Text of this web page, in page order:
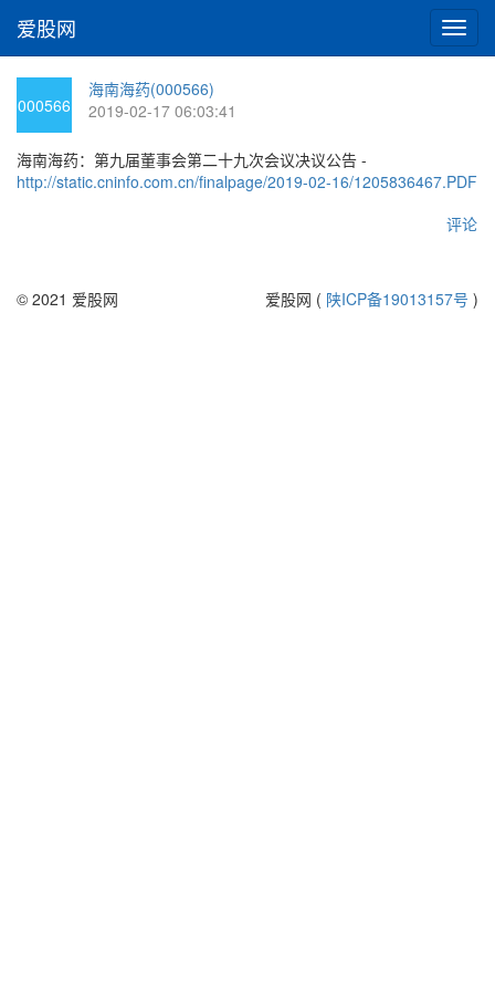
切
换
爱股网
000566
海南海药(000566)
2019-02-17 06:03:41
海南海药：第九届董事会第二十九次会议决议公告 -
http://static.cninfo.com.cn/finalpage/2019-02-16/1205836467.PDF
评论
© 2021 爱股网 爱股网 ( 陕ICP备19013157号 )